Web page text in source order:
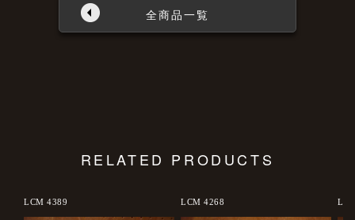
全商品一覧
RELATED PRODUCTS
LCM 4389 LCM 4268